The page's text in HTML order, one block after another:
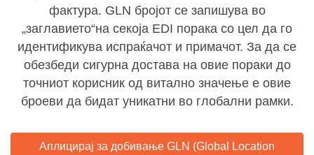
фактура. GLN бројот се запишува во
„заглавието“на секоја EDI порака со цел да го
идентификува испраќачот и примачот. За да се
обезбеди сигурна достава на овие пораки до
точниот корисник од витално значење е овие
броеви да бидат уникатни во глобални рамки.
Аплицирај за добивање GLN (Global Location